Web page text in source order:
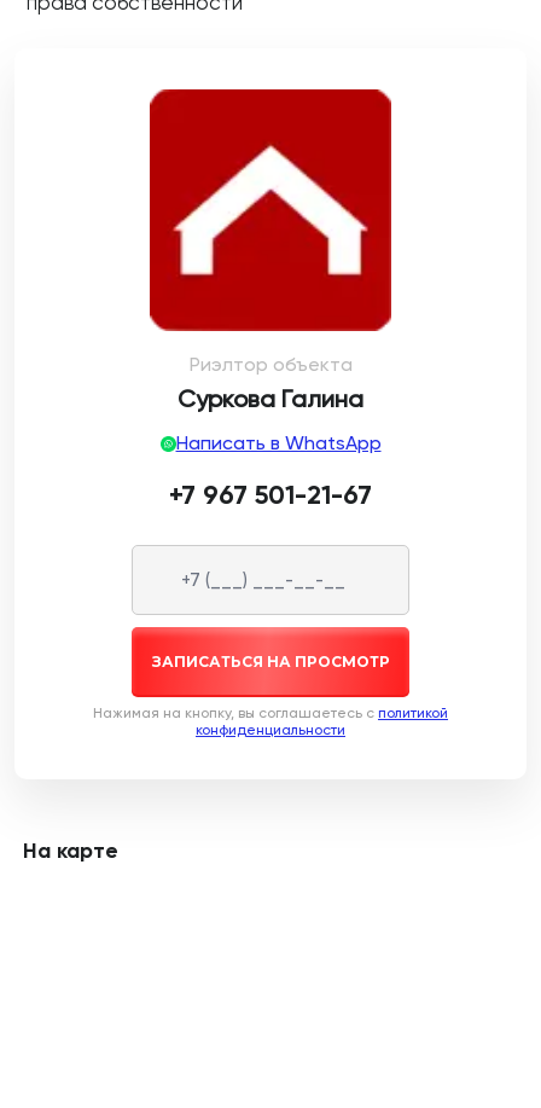
Риэлтор объекта
Суркова Галина
Написать в WhatsApp
+7 967 501-21-67
ЗАПИСАТЬСЯ НА ПРОСМОТР
Нажимая на кнопку, вы соглашаетесь c политикой
конфиденциальности
На карте